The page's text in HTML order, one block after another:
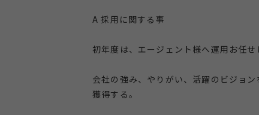
A 採用に関する事
初年度は、エージェント様へ運用お任
会社の強み、やりがい、活躍のビジョ
獲得する。